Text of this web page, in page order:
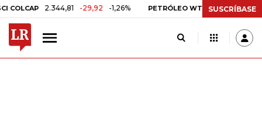
2.344,81 -29,92 -1,26% PETRÓLEO WTI US$ 75,09 -US$
SUSCRÍBASE